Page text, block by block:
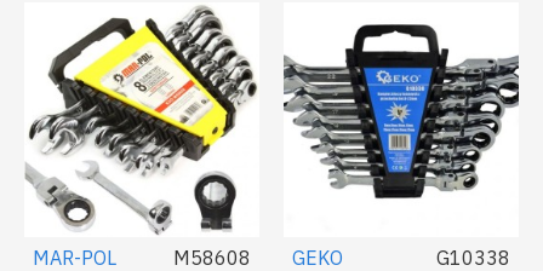
MAR-POL M58608 GEKO G10338